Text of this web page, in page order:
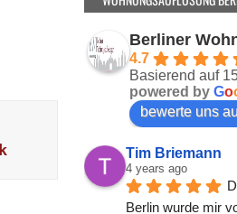
.
Berliner
4.7
Basierend auf
powered byGo
bewerte uns
Tim Briemann
4 years ago
Berlin wurde mir